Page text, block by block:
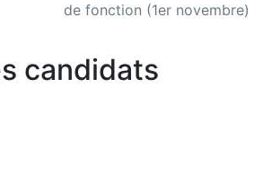
de fonction (1er novembre)
candidats